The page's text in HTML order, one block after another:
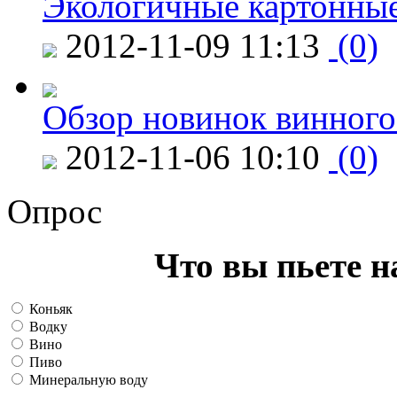
2012-11-09 11:13 (0)
Обзор новинок
2012-11-06 10:10 (0)
Опрос
Что вы пьете
Коньяк
Водку
Вино
Пиво
Минеральную воду